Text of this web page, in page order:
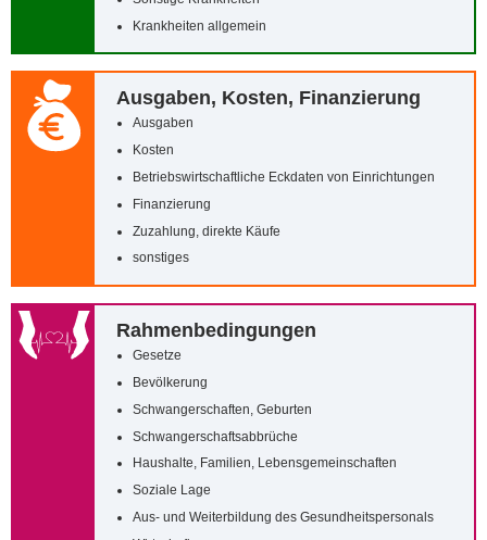
Krankheiten allgemein
Ausgaben, Kosten, Finanzierung
Ausgaben
Kosten
Betriebswirtschaftliche Eckdaten von Einrichtungen
Finanzierung
Zuzahlung, direkte Käufe
sonstiges
Rahmenbedingungen
Gesetze
Bevölkerung
Schwangerschaften, Geburten
Schwangerschaftsabbrüche
Haushalte, Familien, Lebensgemeinschaften
Soziale Lage
Aus- und Weiterbildung des Gesundheitspersonals